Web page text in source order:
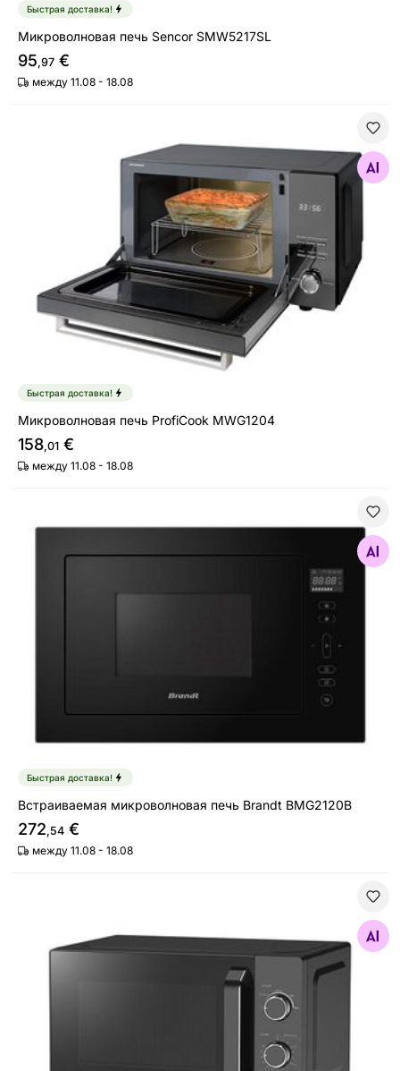
Быстрая доставка!
Микроволновая печь Sencor SMW5217SL
95,97 €
между 11.08 - 18.08
Микроволновая печь ProfiCook MWG1204
Найдите похожие
Быстрая доставка!
Микроволновая печь ProfiCook MWG1204
158,01 €
между 11.08 - 18.08
Встраиваемая микроволновая печь Brandt BMG2120B
Быстрая доставка!
Встраиваемая микроволновая печь Brandt BMG2120B
272,54 €
между 11.08 - 18.08
Найдите похожие